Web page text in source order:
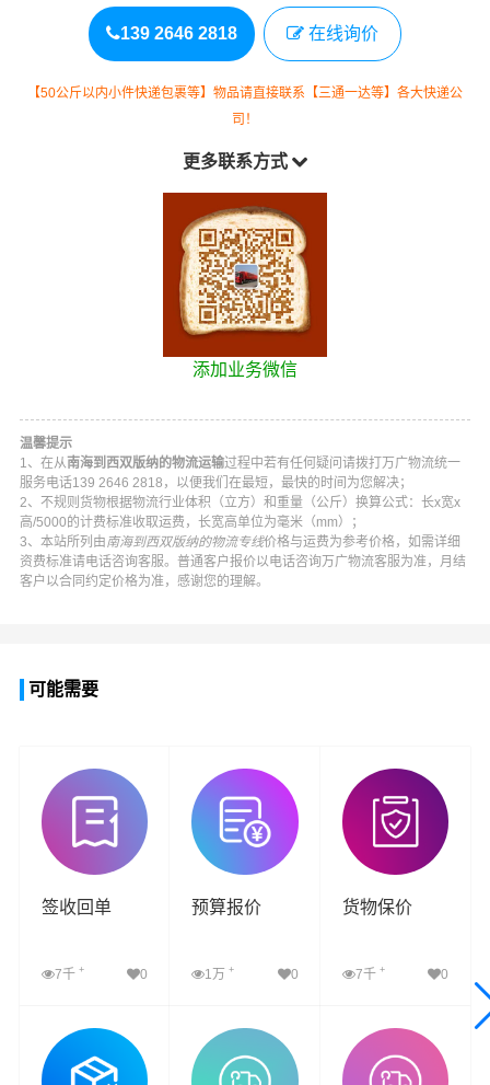
139 2646 2818 在线询价
【50公斤以内小件快递包裹等】物品请直接联系【三通一达等】各大快递公
司！
更多联系方式
添加业务微信
温馨提示
1、在从南海到西双版纳的物流运输过程中若有任何疑问请拨打万广物流统一
服务电话139 2646 2818 ，以便我们在最短，最快的时间为您解决；
2、不规则货物根据物流行业体积（立方）和重量（公斤）换算公式：长x宽x
高/5000的计费标准收取运费，长宽高单位为毫米（mm）；
3、本站所列由南海到西双版纳的物流专线价格与运费为参考价格，如需详细
资费标准请电话咨询客服。普通客户报价以电话咨询万广物流客服为准，月结
客户以合同约定价格为准，感谢您的理解。
可能需要
签收回单
7千 + 0
查看详细
预算报价
1万+ 0
查看详细
货物保价
7千 + 0
查看详细